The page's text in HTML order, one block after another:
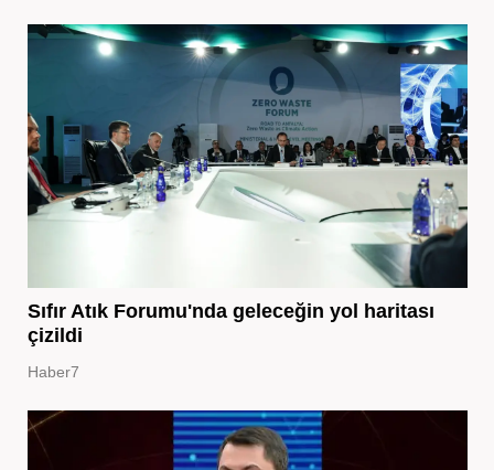
Sıfır Atık Forumu'nda geleceğin yol haritası
çizildi
Haber7